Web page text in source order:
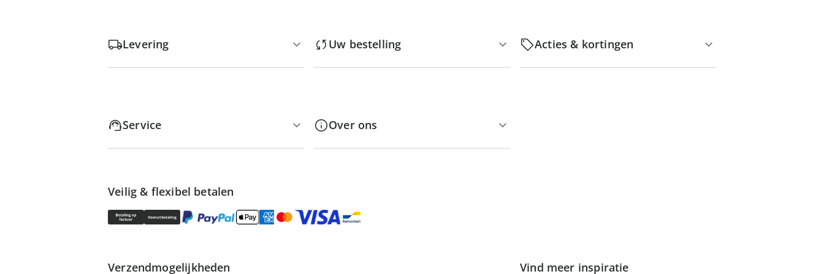
Levering Uw bestelling Acties & kortingen
Service Over ons
Veilig & flexibel betalen
Verzendmogelijkheden Vind meer inspiratie